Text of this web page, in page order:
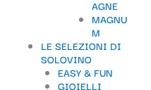
AGNE
MAGNU
M
LE SELEZIONI DI
SOLOVINO
EASY & FUN
GIOIELLI